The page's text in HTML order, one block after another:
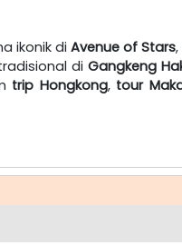
ikonik di Avenue of Stars
di Gangkeng
trip Hongkong, tour